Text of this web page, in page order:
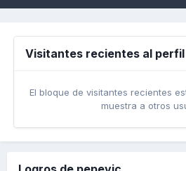
Visitantes recientes al perfil
El bloque de visitantes recientes
muestra a otros